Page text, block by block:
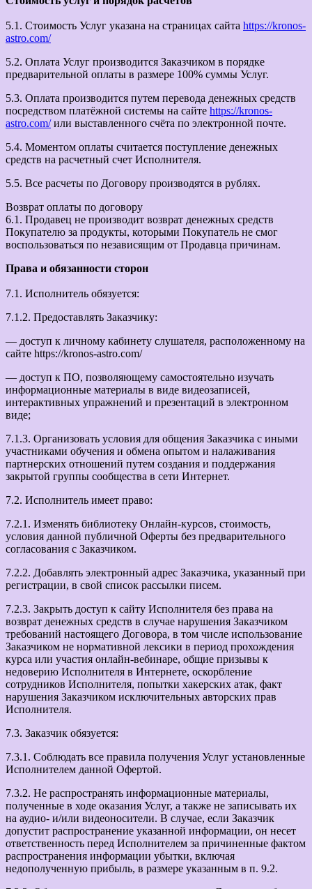
5.1. Стоимость Услуг указана на страницах сайта https://kronos-
astro.com/
5.2. Оплата Услуг производится Заказчиком в порядке
предварительной оплаты в размере 100% суммы Услуг.
5.3. Оплата производится путем перевода денежных средств
посредством платёжной системы на сайте https://kronos-
astro.com/или выставленного счёта по электронной почте.
5.4. Моментом оплаты считается поступление денежных
средств на расчетный счет Исполнителя.
5.5. Все расчеты по Договору производятся в рублях.
Возврат оплаты по договору
6.1. Продавец не производит возврат денежных средств
Покупателю за продукты, которыми Покупатель не смог
воспользоваться по независящим от Продавца причинам.
Права и обязанности сторон
7.1. Исполнитель обязуется:
7.1.2. Предоставлять Заказчику:
— доступ к личному кабинету слушателя, расположенному на
сайте https://kronos-astro.com/
— доступ к ПО, позволяющему самостоятельно изучать
информационные материалы в виде видеозаписей,
интерактивных упражнений и презентаций в электронном
виде;
7.1.3. Организовать условия для общения Заказчика с иными
участниками обучения и обмена опытом и налаживания
партнерских отношений путем создания и поддержания
закрытой группы сообщества в сети Интернет.
7.2. Исполнитель имеет право:
7.2.1. Изменять библиотеку Онлайн-курсов, стоимость,
условия данной публичной Оферты без предварительного
согласования с Заказчиком.
7.2.2. Добавлять электронный адрес Заказчика, указанный при
регистрации, в свой список рассылки писем.
7.2.3. Закрыть доступ к сайту Исполнителя без права на
возврат денежных средств в случае нарушения Заказчиком
требований настоящего Договора, в том числе использование
Заказчиком не нормативной лексики в период прохождения
курса или участия онлайн-вебинаре, общие призывы к
недоверию Исполнителя в Интернете, оскорбление
сотрудников Исполнителя, попытки хакерских атак, факт
нарушения Заказчиком исключительных авторских прав
Исполнителя.
7.3. Заказчик обязуется:
7.3.1. Соблюдать все правила получения Услуг установленные
Исполнителем данной Офертой.
7.3.2. Не распространять информационные материалы,
полученные в ходе оказания Услуг, а также не записывать их
на аудио- и/или видеоносители. В случае, если Заказчик
допустит распространение указанной информации, он несет
ответственность перед Исполнителем за причиненные фактом
распространения информации убытки, включая
недополученную прибыль, в размере указанным в п. 9.2.